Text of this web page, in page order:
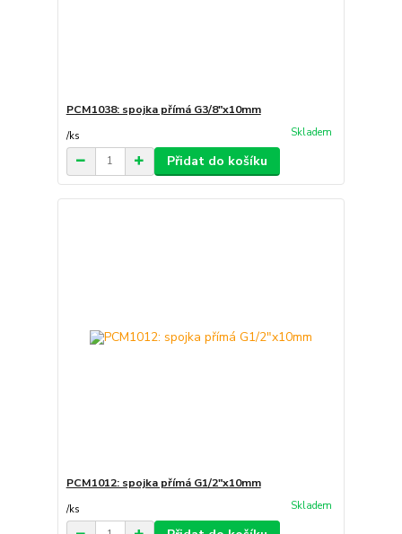
PCM1038: spojka přímá G3/8"x10mm
/ks Skladem
Přidat do košíku
PCM1012: spojka přímá G1/2"x10mm
/ks Skladem